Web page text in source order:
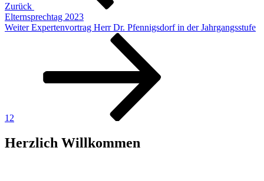
Zurück
Elternsprechtag 2023
Nächster
Weiter Expertenvortrag Herr Dr. Pfennigsdorf in der Jahrgangsstufe
12
Herzlich Willkommen